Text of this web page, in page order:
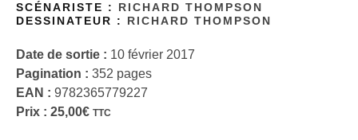
SCÉNARISTE :
RICHARD THOMPSON
DESSINATEUR :
RICHARD THOMPSON
Date de sortie : 10 février 2017
Pagination : 352 pages
EAN : 9782365779227
Prix : 25,00€ TTC